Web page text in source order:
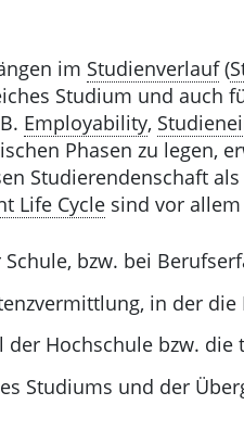
im Studienverlauf(
Studium und auch
Employability,
Phasen zu legen,
Studierendenschaft
Life Cycle sind vor
bzw. bei
in der
der Hochschule bzw.
Studiums und der